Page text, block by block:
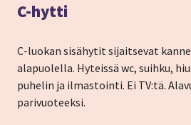
C-hytti
C-luokan sisähytit sijaitsevat
alapuolella. Hyteissä wc, suihku,
puhelin ja ilmastointi. Ei TV:tä.
parivuoteeksi.